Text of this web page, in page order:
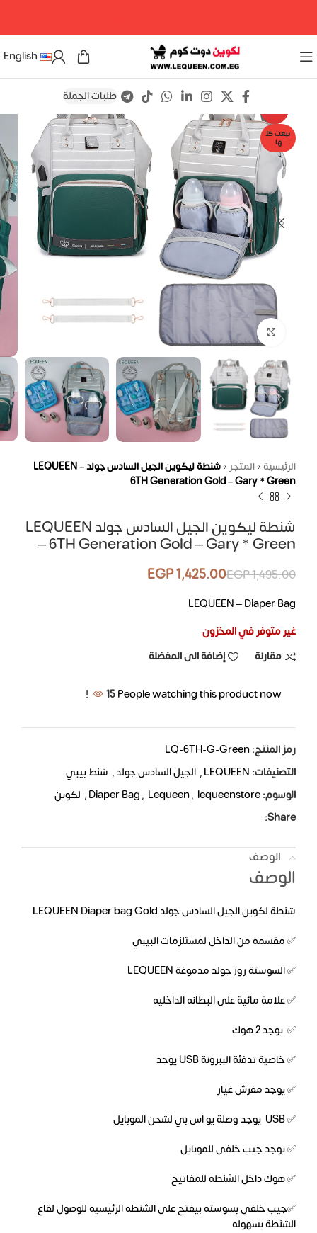
English
طلبات الجملة
بيعت كل
ها
اضغط للتكبير
الرئيسية»المتجر »
شنطة ليكوين الجيل السادس جولد LEQUEEN –
6TH Generation Gold – Gary * Green
شنطة ليكوين الجيل السادس جولد LEQUEEN
– 6TH Generation Gold – Gary * Green
1,495.00
EGP
1,425.00
EGP
LEQUEEN – Diaper Bag
غير متوفر في المخزون
مقارنة
إضافة الى المفضلة
15People watching this product now!
رمز المنتج:LQ-6TH-G-Green
التصنيفات: LEQUEEN
, الجيل السادس جولد, شنط بيبي
الوسوم:
Diaper Bag, Lequeen, lequeenstore
, لكوين
Share:
الوصف
الوصف
شنطة لكوين الجيل السادس جولد LEQUEEN Diaper bag Gold
✅ مقسمه من الداخل لمستلزمات البيبي
✅ السوستة روز جولد مدموغة LEQUEEN
✅ علامة مائية على البطانه الداخليه
✅ يوجد 2 هوك
✅ خاصية تدفئة الببرونة USB يوجد
✅ يوجد مفرش غيار
✅ USB يوجد وصلة يو اس بي لشحن الموبايل
✅ يوجد جيب خلفى للموبايل
✅ هوك داخل الشنطه للمفاتيح
✅جيب خلفى بسوسته بيفتح على الشنطه الرئيسيه للوصول لقاع
الشنطة بسهوله